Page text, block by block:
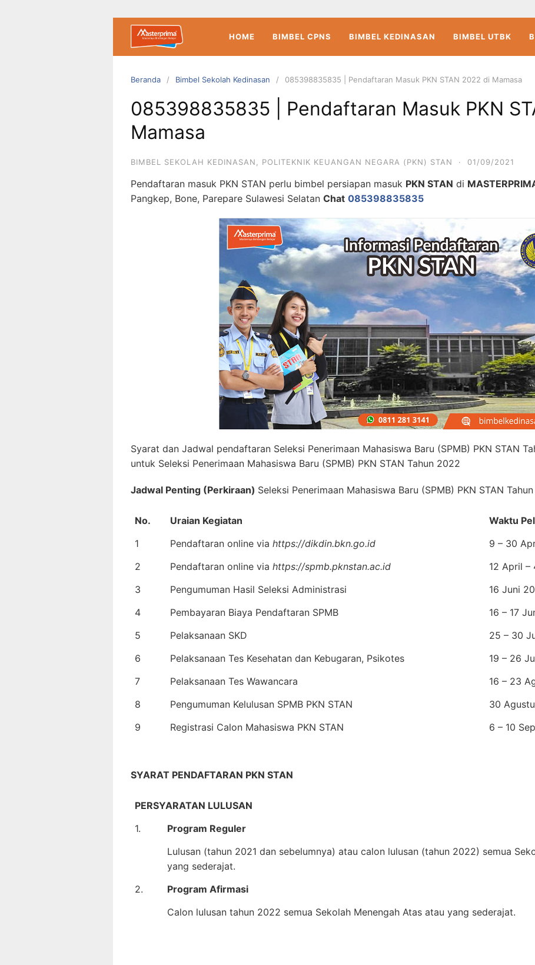
HOME BIMBEL CPNS BIMBEL KEDINASAN BIMBEL UTBK
Beranda Bimbel Sekolah Kedinasan 085398835835 | Pendaftaran Masuk PKN STAN 2022 di Mamasa
085398835835 | Pendaftaran Masuk PKN
Mamasa
BIMBEL SEKOLAH KEDINASAN POLITEKNIK KEUANGAN NEGARA (PKN) STAN · 01/09/2021
Pendaftaran masuk PKN STAN perlu bimbel persiapan masuk PKN STAN di
Pangkep, Bone, Parepare Sulawesi Selatan Chat 085398835835
Syarat dan Jadwal pendaftaran Seleksi Penerimaan Mahasiswa Baru (SPMB) PKN STAN
untuk Seleksi Penerimaan Mahasiswa Baru (SPMB) PKN STAN Tahun 2022
Jadwal Penting (Perkiraan) Seleksi Penerimaan Mahasiswa Baru (SPMB) PKN STAN
No. Uraian Kegiatan
Waktu
1
Pendaftaran online via https://dikdin.bkn.go.id
9 – 30
2
Pendaftaran online via https://spmb.pknstan.ac.id
12 April –
3
Pengumuman Hasil Seleksi Administrasi
16 Juni
4
Pembayaran Biaya Pendaftaran SPMB
16 – 17
5
Pelaksanaan SKD
25 – 30
6
Pelaksanaan Tes Kesehatan dan Kebugaran, Psikotes
19 – 26
7
Pelaksanaan Tes Wawancara
16 – 23
8
Pengumuman Kelulusan SPMB PKN STAN
30
9
Registrasi Calon Mahasiswa PKN STAN 6 – 10
SYARAT PENDAFTARAN PKN STAN
PERSYARATAN LULUSAN
1.
Program Reguler
Lulusan (tahun 2021 dan sebelumnya) atau calon lulusan (tahun 2022) semua
yang sederajat.
2.
Program Afirmasi
Calon lulusan tahun 2022 semua Sekolah Menengah Atas atau yang sederajat.